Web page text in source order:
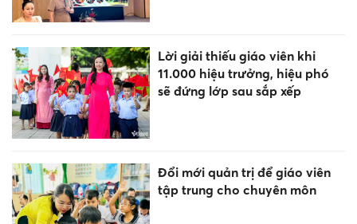
Lời giải thiếu giáo viên khi
11.000 hiệu trưởng, hiệu phó
sẽ đứng lớp sau sắp xếp
Đổi mới quản trị để giáo viên
tập trung cho chuyên môn